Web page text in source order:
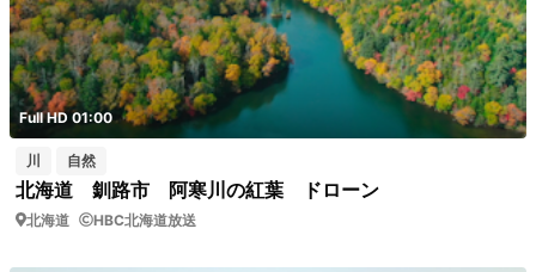
Full HD 01:00
川 自然
北海道 釧路市 阿寒川の紅葉 ドローン
北海道 HBC北海道放送